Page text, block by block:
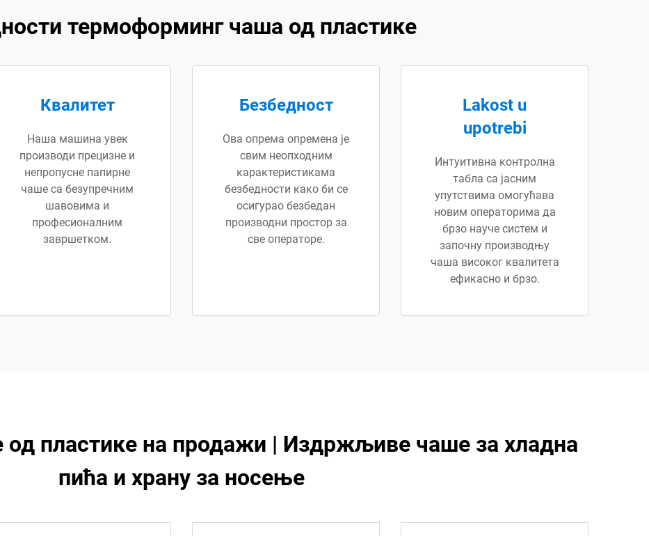
термоформинг чаша од пластике
Квалитет
Наша машина увек
производи прецизне и
непропусне папирне
чаше са безупречним
шавовима и
професионалним
завршетком.
Безбедност
Ова опрема опремена је
свим неопходним
карактеристикама
безбедности како би се
осигурао безбедан
производни простор за
све операторе.
Lakost u
upotrebi
Интуитивна контролнa
табла са јасним
упутствима омогућава
новим операторима да
брзо науче систем и
започну производњу
чаша високог квалитета
ефикасно и брзо.
пластике на продажи | Издржљиве чаше за хладна
пића и храну за носење